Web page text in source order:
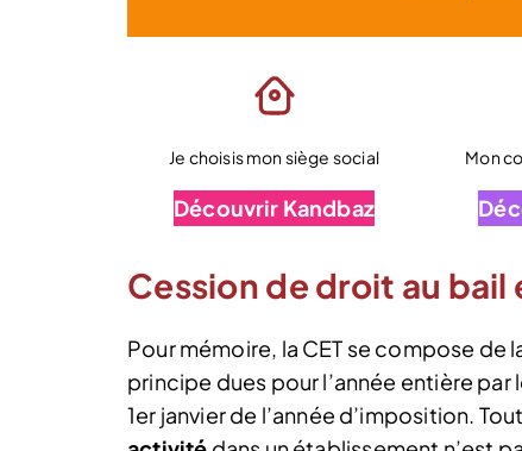
Je choisis mon siège social
Découvrir Kandbaz
Mon
Cession de droit au bail
Pour mémoire, la CET se compose de
principe dues pour l’année entière
1er janvier de l’année d’imposition.